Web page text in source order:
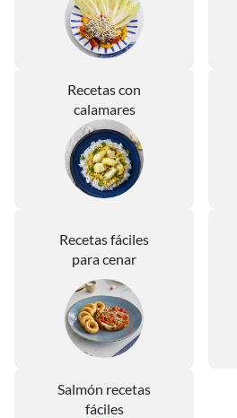
Recetas con
calamares
Recetas fáciles
para cenar
Salmón recetas
fáciles